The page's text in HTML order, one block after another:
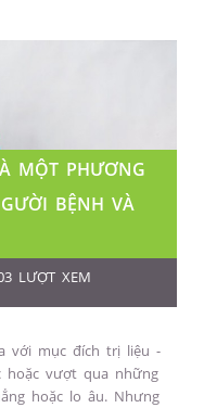
MỘT PHƯƠNG
BỆNH VÀ
LƯỢT XEM
với mục đích trị liệu -
vượt qua những
hoặc lo âu. Nhưng